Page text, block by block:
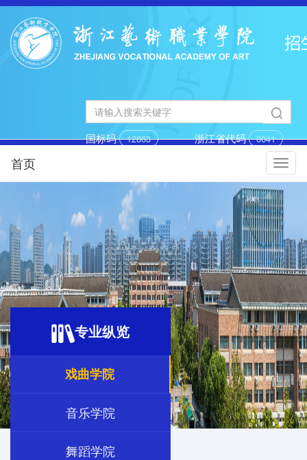
国标码 12863 浙江省代码 0041
切
换
导
航
首页
专业纵览
戏曲学院
音乐学院
舞蹈学院